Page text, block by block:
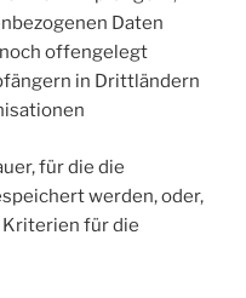
Daten
offengelegt
in Drittländern
für die die
werden, oder,
für die